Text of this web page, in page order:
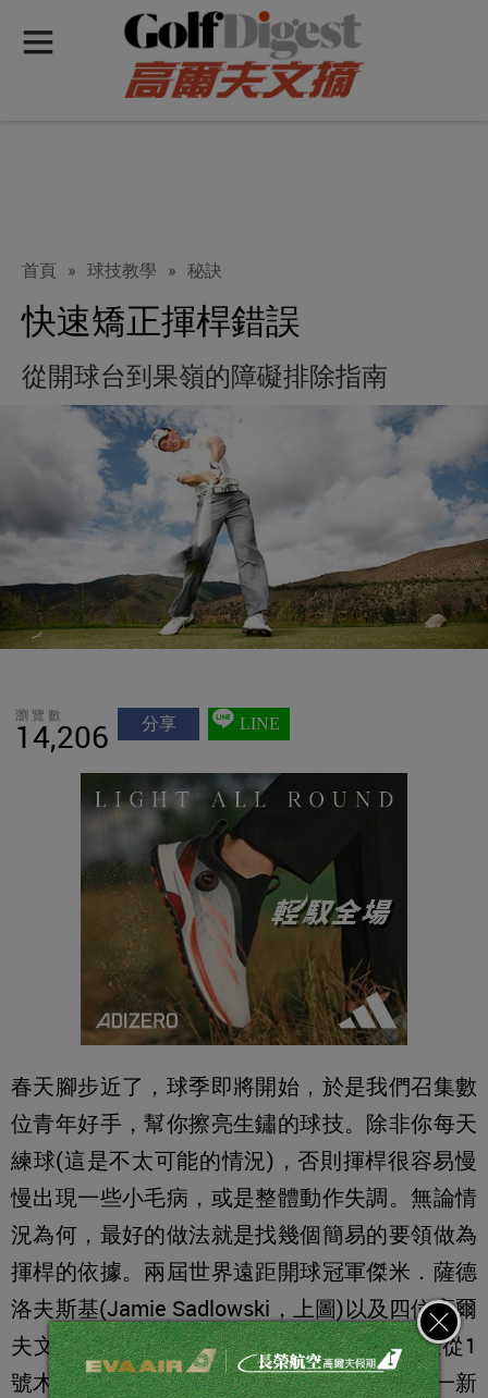
首頁 » 球技教學 » 秘訣
快速矯正揮桿錯誤
從開球台到果嶺的障礙排除指南
瀏覽數
14,206 分享 LINE
春天腳步近了，球季即將開始，於是我們召集數
位青年好手，幫你擦亮生鏽的球技。除非你每天
練球(這是不太可能的情況)，否則揮桿很容易慢
慢出現一些小毛病，或是整體動作失調。無論情
況為何，最好的做法就是找幾個簡易的要領做為
揮桿的依據。兩屆世界遠距開球冠軍傑米．薩德
洛夫斯基(Jamie Sadlowski，上圖)以及四位高爾
夫文摘最佳新生代教練可以幫助你快速矯正從1
號木桿到推桿的揮桿錯誤，讓你的揮桿煥然一新